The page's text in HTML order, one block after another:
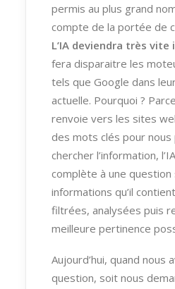
permis au plus grand
compte de la portée de
L’IA deviendra très
fera disparaitre les
tels que Google dans
actuelle. Pourquoi ?
renvoie vers les sites
des mots clés pour
chercher l’information,
complète à une question
informations qu’il
filtrées, analysées puis
meilleure pertinence
Aujourd’hui, quand nous
question, soit nous